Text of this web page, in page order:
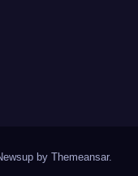
by Themeansar.